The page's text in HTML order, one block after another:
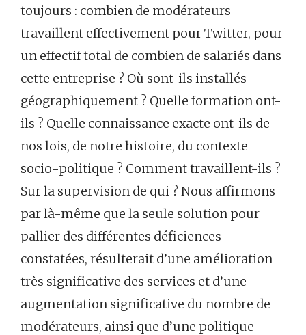
toujours : combien de modérateurs
travaillent effectivement pour Twitter, pour
un effectif total de combien de salariés dans
cette entreprise ? Où sont-ils installés
géographiquement ? Quelle formation ont-
ils ? Quelle connaissance exacte ont-ils de
nos lois, de notre histoire, du contexte
socio-politique ? Comment travaillent-ils ?
Sur la supervision de qui ? Nous affirmons
par là-même que la seule solution pour
pallier des différentes déficiences
constatées, résulterait d’une amélioration
très significative des services et d’une
augmentation significative du nombre de
modérateurs, ainsi que d’une politique